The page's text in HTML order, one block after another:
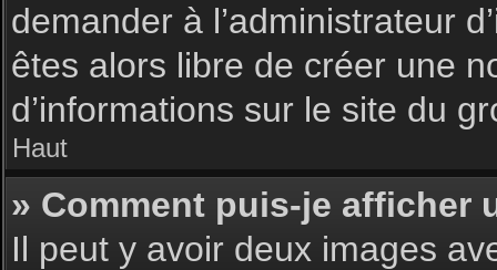
demander à l’administrateur
êtes alors libre de créer une
d’informations sur le site du
Haut
» Comment puis-je afficher
Il peut y avoir deux images